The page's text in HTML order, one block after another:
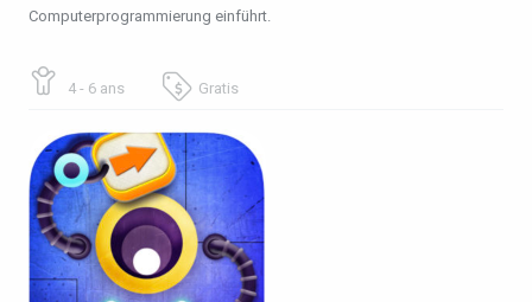
Computerprogrammierung einführt.
4 - 6 ans Gratis